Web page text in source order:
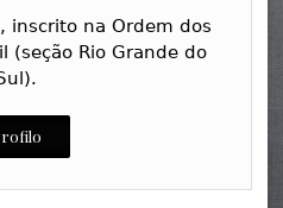
inscrito na Ordem dos
(seção Rio Grande do